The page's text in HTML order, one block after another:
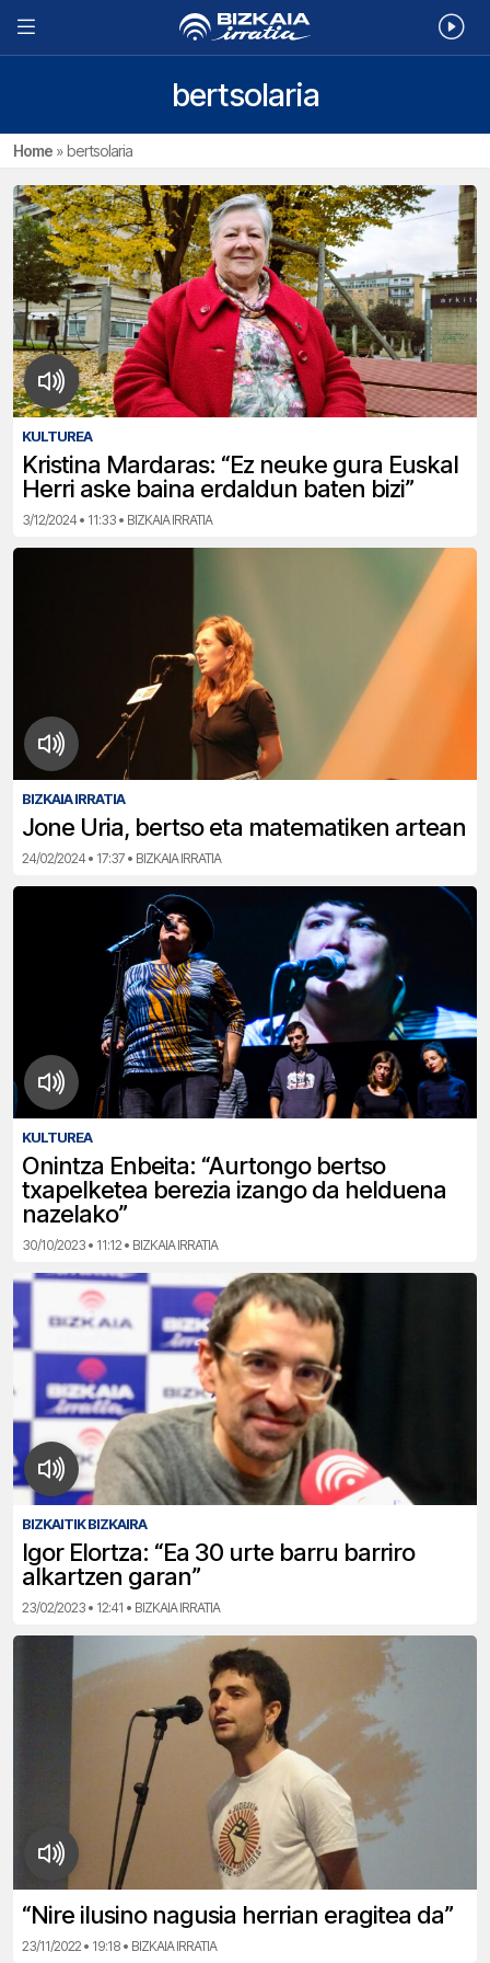
bertsolaria
Home »bertsolaria
KULTUREA
Kristina Mardaras: “Ez neuke gura Euskal
Herri aske baina erdaldun baten bizi”
3/12/2024 • 11:33 • BIZKAIA IRRATIA
BIZKAIA IRRATIA
Jone Uria, bertso eta matematiken artean
24/02/2024 • 17:37 • BIZKAIA IRRATIA
KULTUREA
Onintza Enbeita: “Aurtongo bertso
txapelketea berezia izango da helduena
nazelako”
30/10/2023 • 11:12 • BIZKAIA IRRATIA
BIZKAITIK BIZKAIRA
Igor Elortza: “Ea 30 urte barru barriro
alkartzen garan”
23/02/2023 • 12:41 • BIZKAIA IRRATIA
“Nire ilusino nagusia herrian eragitea da”
23/11/2022 • 19:18 • BIZKAIA IRRATIA